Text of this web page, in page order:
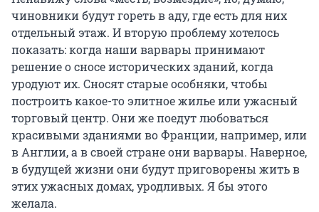
чиновники будут гореть в аду, где есть для них
отдельный этаж. И вторую проблему хотелось
показать: когда наши варвары принимают
решение о сносе исторических зданий, когда
уродуют их. Сносят старые особняки, чтобы
построить какое-то элитное жилье или ужасный
торговый центр. Они же поедут любоваться
красивыми зданиями во Франции, например, или
в Англии, а в своей стране они варвары. Наверное,
в будущей жизни они будут приговорены жить в
этих ужасных домах, уродливых. Я бы этого
желала.